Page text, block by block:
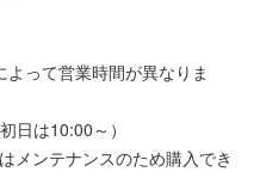
って営業時間が異なりま
日は10:00～）
メンテナンスのため購入でき